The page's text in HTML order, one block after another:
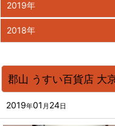
郡山 うすい百貨店 大
2019年01 月 24日
2019年
2018年